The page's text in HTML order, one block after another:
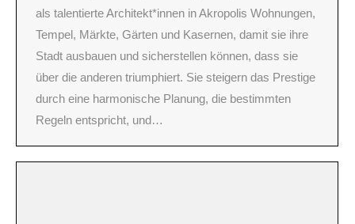
als talentierte Architekt*innen in Akropolis Wohnungen,
Tempel, Märkte, Gärten und Kasernen, damit sie ihre
Stadt ausbauen und sicherstellen können, dass sie
über die anderen triumphiert. Sie steigern das Prestige
durch eine harmonische Planung, die bestimmten
Regeln entspricht, und…